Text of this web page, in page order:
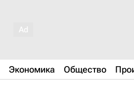
Экономика Общество